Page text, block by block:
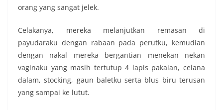
orang yang sangat jelek.
Celakanya, mereka melanjutkan remasan di
payudaraku dengan rabaan pada perutku, kemudian
dengan nakal mereka bergantian menekan nekan
vaginaku yang masih tertutup 4 lapis pakaian, celana
dalam, stocking, gaun baletku serta blus biru terusan
yang sampai ke lutut.